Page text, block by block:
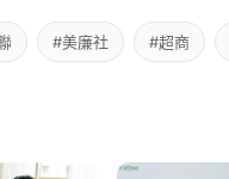
#美廉社 #超商